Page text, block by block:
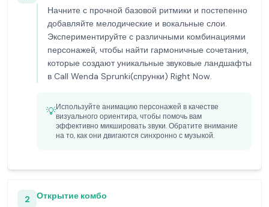
Начните с прочной базовой ритмики и постепенно
добавляйте мелодические и вокальные слои.
Экспериментируйте с различными комбинациями
персонажей, чтобы найти гармоничные сочетания,
которые создают уникальные звуковые ландшафты
в Call Wenda Sprunki(спрунки) Right Now.
💡Используйте анимацию персонажей в качестве
визуального ориентира, чтобы помочь вам
эффективно микшировать звуки. Обратите внимание
на то, как они двигаются синхронно с музыкой.
2
Открытие комбо